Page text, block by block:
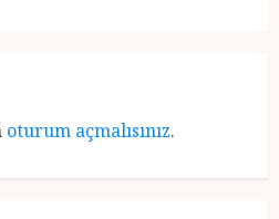
oturum açmalısınız.